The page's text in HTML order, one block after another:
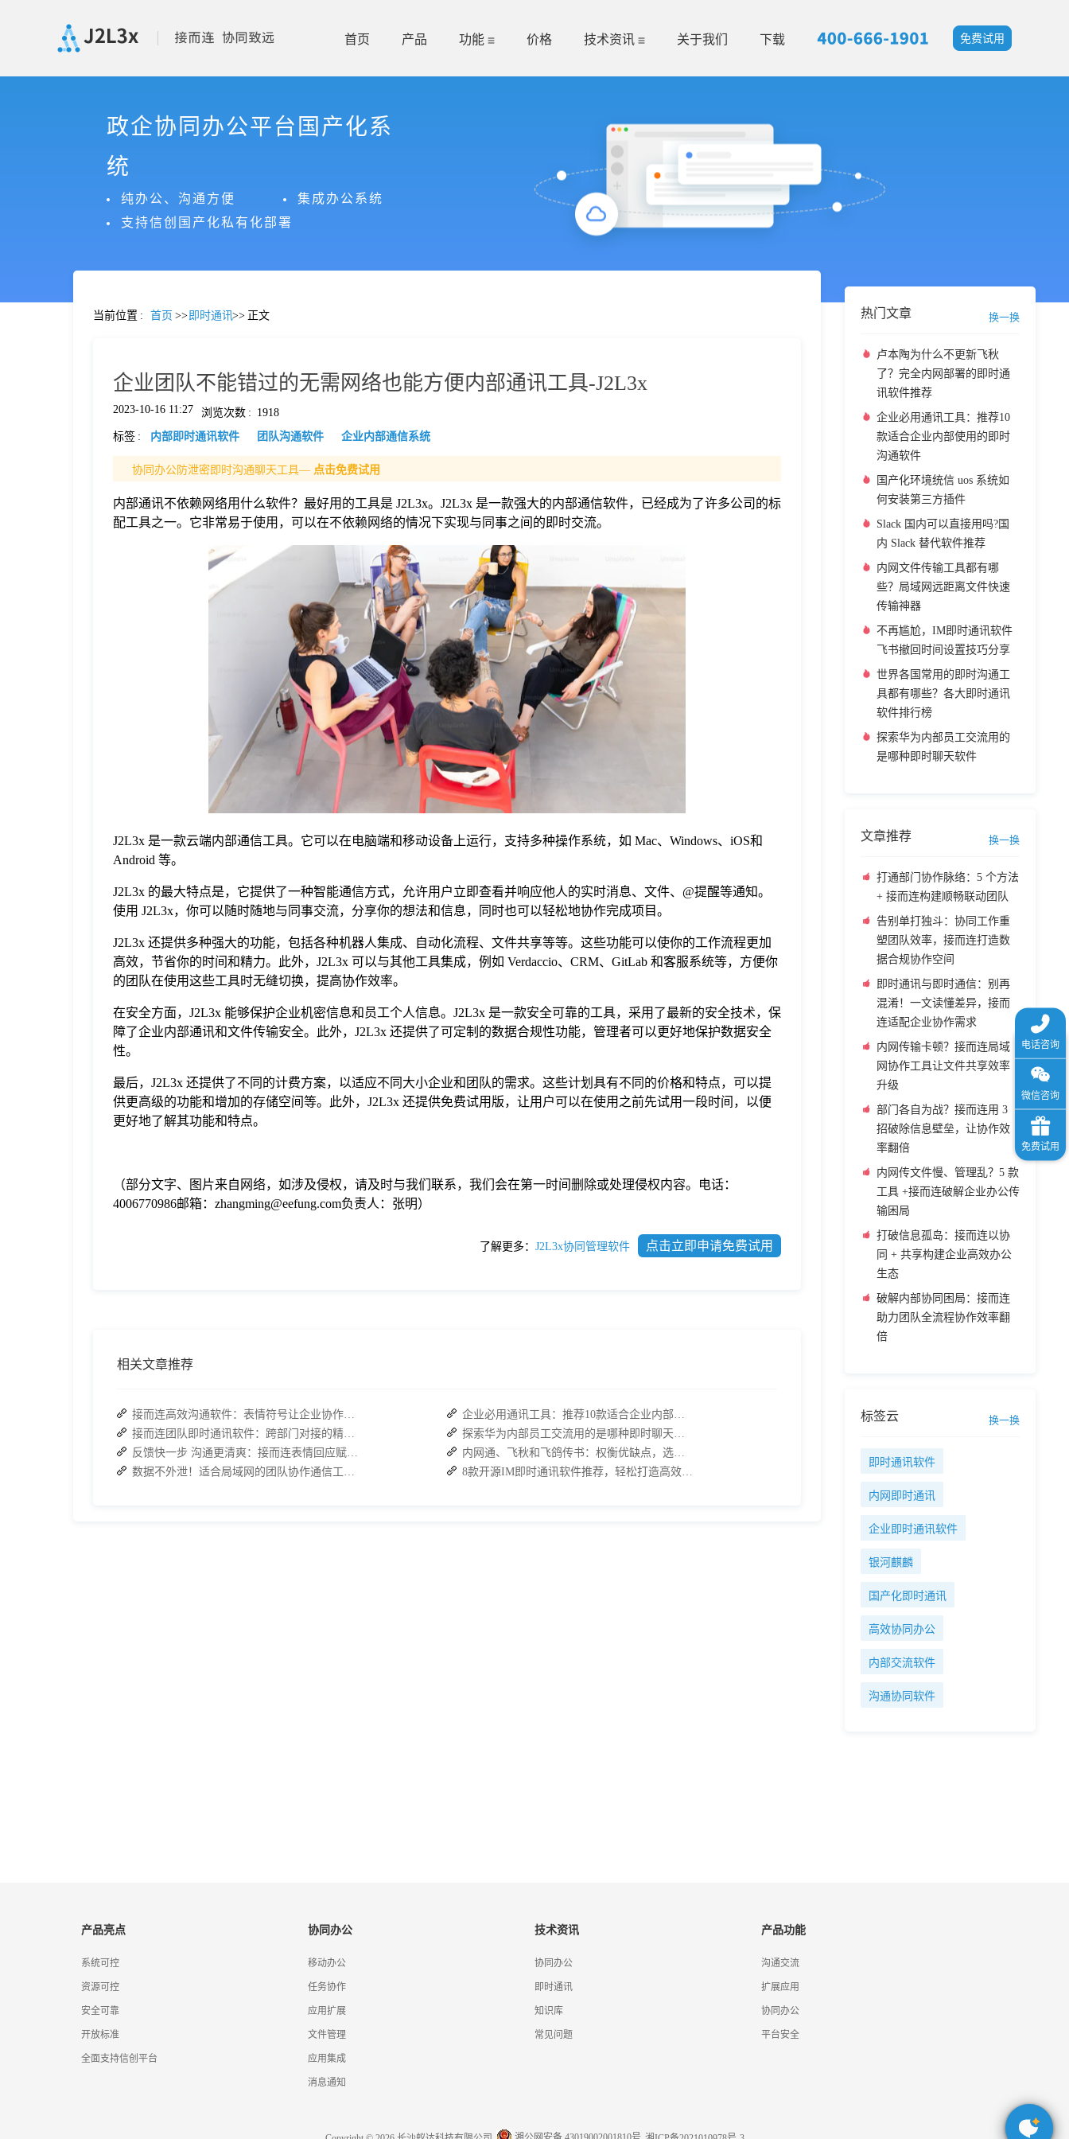
首页 产品 功能 价格 技术资讯 关于我们 下载 免费试用
政企协同办公平台国产化系
统
纯办公、沟通方便
集成办公系统
支持信创国产化私有化部署
当前位置 : 首页 >> 即时通讯>> 正文
企业团队不能错过的无需网络也能方便内部通讯工具-J2L3x
2023-10-16 11:27 浏览次数 : 1918
标签 : 内部即时通讯软件 团队沟通软件 企业内部通信系统
协同办公防泄密即时沟通聊天工具— 点击免费试用
内部通讯不依赖网络用什么软件？最好用的工具是 J2L3x。J2L3x 是一款强大的内部通信软件，已经成为了许多公司的标
配工具之一。它非常易于使用，可以在不依赖网络的情况下实现与同事之间的即时交流。
J2L3x 是一款云端内部通信工具。它可以在电脑端和移动设备上运行，支持多种操作系统，如 Mac、Windows、iOS和
Android 等。
J2L3x 的最大特点是，它提供了一种智能通信方式，允许用户立即查看并响应他人的实时消息、文件、@提醒等通知。
使用 J2L3x，你可以随时随地与同事交流，分享你的想法和信息，同时也可以轻松地协作完成项目。
J2L3x 还提供多种强大的功能，包括各种机器人集成、自动化流程、文件共享等等。这些功能可以使你的工作流程更加
高效，节省你的时间和精力。此外，J2L3x 可以与其他工具集成，例如 Verdaccio、CRM、GitLab 和客服系统等，方便你
的团队在使用这些工具时无缝切换，提高协作效率。
在安全方面，J2L3x 能够保护企业机密信息和员工个人信息。J2L3x 是一款安全可靠的工具，采用了最新的安全技术，保
障了企业内部通讯和文件传输安全。此外，J2L3x 还提供了可定制的数据合规性功能，管理者可以更好地保护数据安全
性。
最后，J2L3x 还提供了不同的计费方案，以适应不同大小企业和团队的需求。这些计划具有不同的价格和特点，可以提
供更高级的功能和增加的存储空间等。此外，J2L3x 还提供免费试用版，让用户可以在使用之前先试用一段时间，以便
更好地了解其功能和特点。
（部分文字、图片来自网络，如涉及侵权，请及时与我们联系，我们会在第一时间删除或处理侵权内容。电话：
4006770986邮箱：zhangming@eefung.com负责人：张明）
了解更多： J2L3x协同管理软件 点击立即申请免费试用
相关文章推荐
热门文章 换一换
卢本陶为什么不更新飞秋
了？完全内网部署的即时通
讯软件推荐
企业必用通讯工具：推荐10
款适合企业内部使用的即时
沟通软件
国产化环境统信 uos 系统如
何安装第三方插件
Slack 国内可以直接用吗?国
内 Slack 替代软件推荐
内网文件传输工具都有哪
些？局域网远距离文件快速
传输神器
不再尴尬，IM即时通讯软件
飞书撤回时间设置技巧分享
世界各国常用的即时沟通工
具都有哪些？各大即时通讯
软件排行榜
探索华为内部员工交流用的
是哪种即时聊天软件
文章推荐 换一换
打通部门协作脉络：5 个方法
+ 接而连构建顺畅联动团队
告别单打独斗：协同工作重
塑团队效率，接而连打造数
据合规协作空间
即时通讯与即时通信：别再
混淆！一文读懂差异，接而
连适配企业协作需求
内网传输卡顿？接而连局域
网协作工具让文件共享效率
升级
部门各自为战？接而连用 3
招破除信息壁垒，让协作效
率翻倍
内网传文件慢、管理乱？5 款
工具 +接而连破解企业办公传
输困局
打破信息孤岛：接而连以协
同 + 共享构建企业高效办公
生态
破解内部协同困局：接而连
助力团队全流程协作效率翻
倍
标签云 换一换
即时通讯软件
内网即时通讯
企业即时通讯软件
银河麒麟
国产化即时通讯
高效协同办公
内部交流软件
沟通协同软件
产品亮点
系统可控
资源可控
安全可靠
开放标准
全面支持信创平台
协同办公
移动办公
任务协作
应用扩展
文件管理
应用集成
消息通知
技术资讯
协同办公
即时通讯
知识库
常见问题
产品功能
沟通交流
扩展应用
协同办公
平台安全